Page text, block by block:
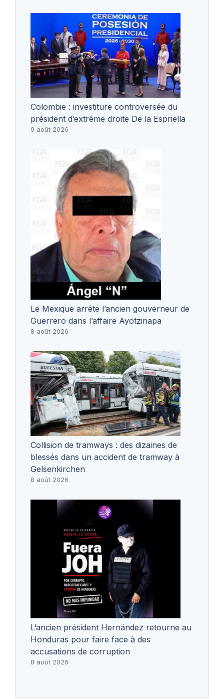
Colombie : investiture controversée du
président d’extrême droite De la Espriella
9 août 2026
Le Mexique arrête l’ancien gouverneur de
Guerrero dans l’affaire Ayotzinapa
8 août 2026
Collision de tramways : des dizaines de
blessés dans un accident de tramway à
Gelsenkirchen
8 août 2026
L’ancien président Hernández retourne au
Honduras pour faire face à des
accusations de corruption
8 août 2026